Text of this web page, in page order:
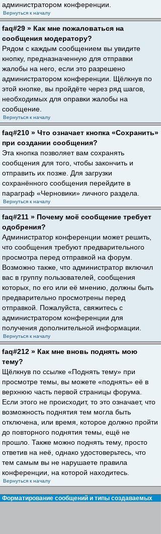
администратором конференции.
Вернуться к началу
faq#29 » Как мне пожаловаться на
сообщения модератору?
Рядом с каждым сообщением вы увидите
кнопку, предназначенную для отправки
жалобы на него, если это разрешено
администратором конференции. Щёлкнув по
этой кнопке, вы пройдёте через ряд шагов,
необходимых для оправки жалобы на
сообщение.
Вернуться к началу
faq#210 » Что означает кнопка «Сохранить»
при создании сообщения?
Эта кнопка позволяет вам сохранять
сообщения для того, чтобы закончить и
отправить их позже. Для загрузки
сохранённого сообщения перейдите в
параграф «Черновики» личного раздела.
Вернуться к началу
faq#211 » Почему моё сообщение требует
одобрения?
Администратор конференции может решить,
что сообщения требуют предварительного
просмотра перед отправкой на форум.
Возможно также, что администратор включил
вас в группу пользователей, сообщения
которых, по его или её мнению, должны быть
предварительно просмотрены перед
отправкой. Пожалуйста, свяжитесь с
администратором конференции для
получения дополнительной информации.
Вернуться к началу
faq#212 » Как мне вновь поднять мою
тему?
Щёлкнув по ссылке «Поднять тему» при
просмотре темы, вы можете «поднять» её в
верхнюю часть первой страницы форума.
Если этого не происходит, то это означает, что
возможность поднятия тем могла быть
отключена, или время, которое должно пройти
до повторного поднятия темы, ещё не
прошло. Также можно поднять тему, просто
ответив на неё, однако удостоверьтесь, что
тем самым вы не нарушаете правила
конференции, на которой находитесь.
Вернуться к началу
Форматирование сообщений и типы создаваемых